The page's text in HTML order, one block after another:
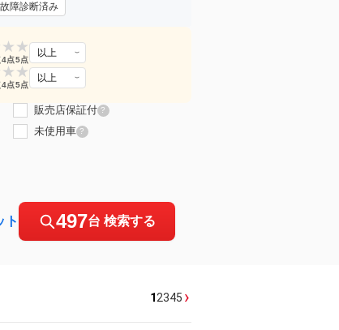
障診断済み
★
4点
★
5点
以上
★
4点
★
5点
以上
販売店保証付 ?
未使用車 ?
ト 497台 検索する
12345 ›